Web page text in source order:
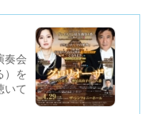
奏会
）を
いて